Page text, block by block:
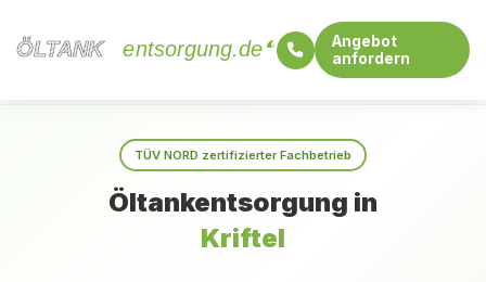
ÖLTANK
ÖLTANK entsorgung.de
Angebot
anfordern
TÜV NORD zertifizierter Fachbetrieb
Öltankentsorgung in
Kriftel